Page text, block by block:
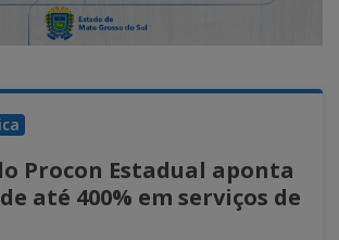
Procon Estadual aponta
até 400% em serviços de